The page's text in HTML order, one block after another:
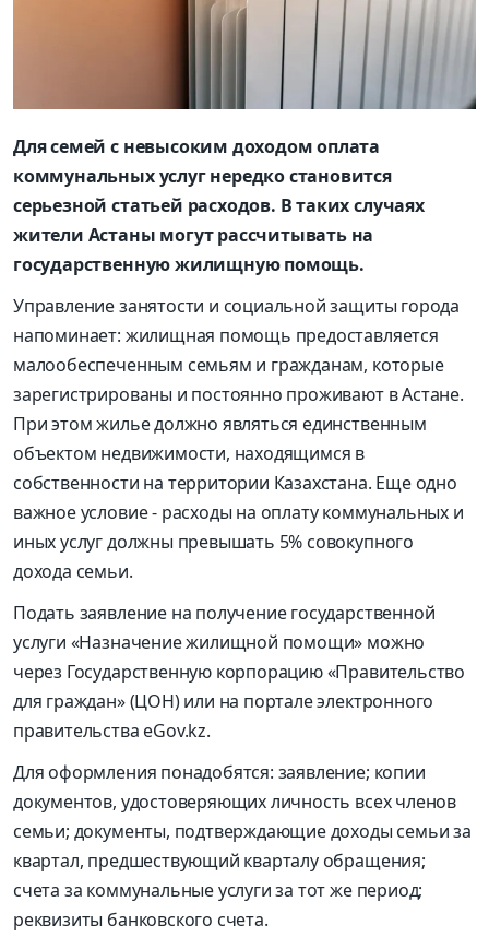
Для семей с невысоким доходом оплата
коммунальных услуг нередко становится
серьезной статьей расходов. В таких случаях
жители Астаны могут рассчитывать на
государственную жилищную помощь.
Управление занятости и социальной защиты города
напоминает: жилищная помощь предоставляется
малообеспеченным семьям и гражданам, которые
зарегистрированы и постоянно проживают в Астане.
При этом жилье должно являться единственным
объектом недвижимости, находящимся в
собственности на территории Казахстана. Еще одно
важное условие - расходы на оплату коммунальных и
иных услуг должны превышать 5% совокупного
дохода семьи.
Подать заявление на получение государственной
услуги «Назначение жилищной помощи» можно
через Государственную корпорацию «Правительство
для граждан» (ЦОН) или на портале электронного
правительства eGov.kz.
Для оформления понадобятся: заявление; копии
документов, удостоверяющих личность всех членов
семьи; документы, подтверждающие доходы семьи за
квартал, предшествующий кварталу обращения;
счета за коммунальные услуги за тот же период;
реквизиты банковского счета.